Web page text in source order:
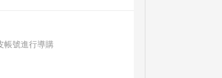
帳號進行導購